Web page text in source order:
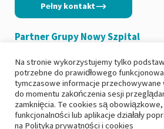
Pełny kontakt
Partner Grupy Nowy Szpital
Copyright 2026 |Polityka prywatności
Deklaracja dostępności
Na stronie wykorzystujemy tylko
potrzebne do prawidłowego
tymczasowe informacje
do momentu zakończenia sesji
zamknięcia. Te cookies są
funkcjonalności lub aplikacje działały
na Polityka prywatności i cookies